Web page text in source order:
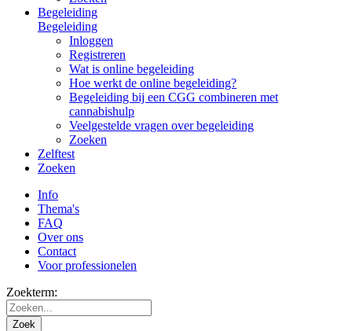
Begeleiding
Begeleiding
Inloggen
Registreren
Wat is online begeleiding
Hoe werkt de online begeleiding?
Begeleiding bij een CGG combineren met
cannabishulp
Veelgestelde vragen over begeleiding
Zoeken
Zelftest
Zoeken
Info
Thema's
FAQ
Over ons
Contact
Voor professionelen
Zoekterm:
Zoek